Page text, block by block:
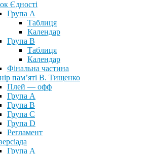
Єдності
Група А
Таблиця
Календар
Група В
Таблиця
Календар
Фінальна частина
пам’яті В. Тищенко
Плей — офф
Група А
Група B
Група С
Група D
Регламент
Група А